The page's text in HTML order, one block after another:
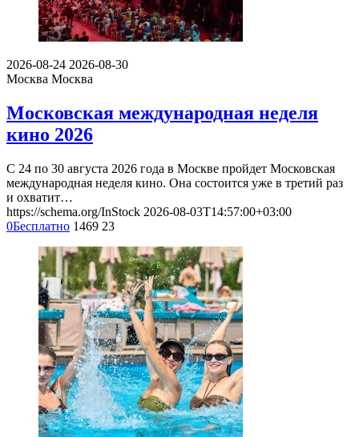
2026-08-24 2026-08-30
Москва Москва
Московская международная неделя
кино 2026
С 24 по 30 августа 2026 года в Москве пройдет Московская
международная неделя кино. Она состоится уже в третий раз
и охватит…
https://schema.org/InStock 2026-08-03T14:57:00+03:00
0Бесплатно 1469 23